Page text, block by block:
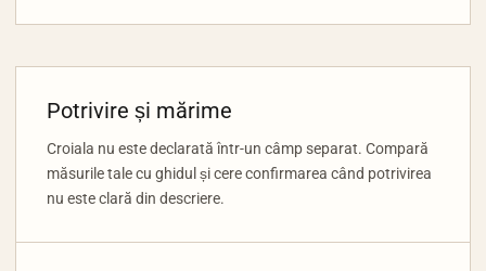
Potrivire și mărime
Croiala nu este declarată într-un câmp separat. Compară
măsurile tale cu ghidul și cere confirmarea când potrivirea
nu este clară din descriere.